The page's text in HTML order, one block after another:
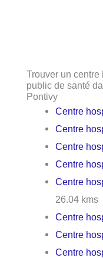
Trouver un
public de santé
Pontivy
Centre
Centre
Centre
Centre
Centre
26.04 kms
Centre
Centre
Centre